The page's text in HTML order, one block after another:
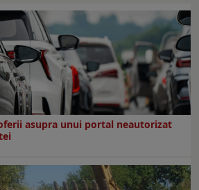
asupra unui portal neautorizat